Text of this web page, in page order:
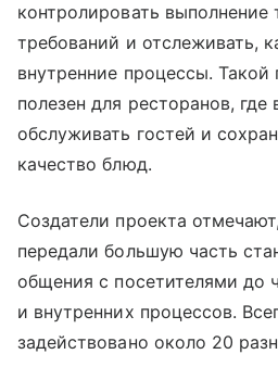
контролировать выполнение
требований и отслеживать,
внутренние процессы.
полезен для ресторанов,
обслуживать гостей и
качество блюд.
Создатели проекта
передали большую часть
общения с посетителями до
и внутренних процессов.
задействовано около 20